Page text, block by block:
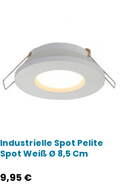
Industrielle Spot Pelite
Spot Weiß Ø 8,5 Cm
9,95 €